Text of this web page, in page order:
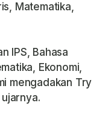
Matematika,
IPS, Bahasa
Ekonomi,
mengadakan Try